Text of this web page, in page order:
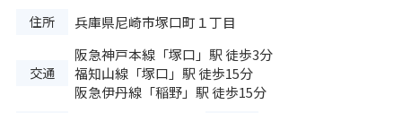
住所 兵庫県尼崎市塚口町１丁目
交通
阪急神戸本線「塚口 」駅 徒歩3分
福知山線「塚口 」駅 徒歩15分
阪急伊丹線「稲野」駅 徒歩15分